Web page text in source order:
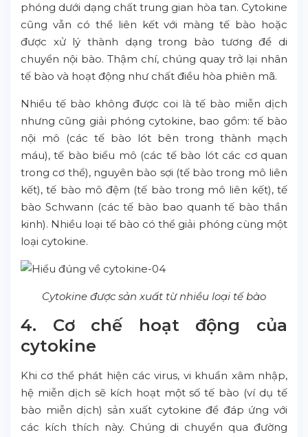
phóng dưới dạng chất trung gian hòa tan. Cytokine
cũng vẫn có thể liên kết với màng tế bào hoặc
được xử lý thành dạng trong bào tương để di
chuyển nội bào. Thậm chí, chúng quay trở lại nhân
tế bào và hoạt động như chất điều hòa phiên mã.
Nhiều tế bào không được coi là tế bào miễn dịch
nhưng cũng giải phóng cytokine, bao gồm: tế bào
nội mô (các tế bào lót bên trong thành mạch
máu), tế bào biểu mô (các tế bào lót các cơ quan
trong cơ thể), nguyên bào sợi (tế bào trong mô liên
kết), tế bào mô đệm (tế bào trong mô liên kết), tế
bào Schwann (các tế bào bao quanh tế bào thần
kinh). Nhiều loại tế bào có thể giải phóng cùng một
loại cytokine.
Cytokine được sản xuất từ nhiều loại tế bào
4. Cơ chế hoạt động của
cytokine
Khi cơ thể phát hiện các virus, vi khuẩn xâm nhập,
hệ miễn dịch sẽ kích hoạt một số tế bào (ví dụ tế
bào miễn dịch) sản xuất cytokine để đáp ứng với
các kích thích này. Chúng di chuyển qua đường